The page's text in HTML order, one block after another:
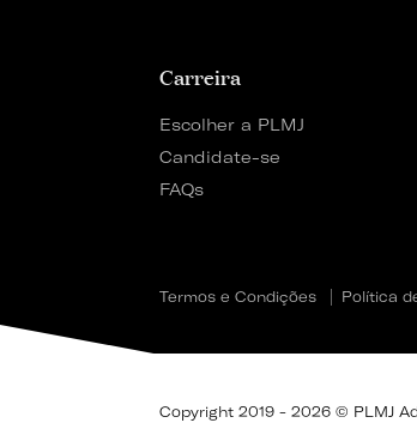
Carreira
Escolher a PLMJ
Candidate-se
FAQs
Termos e Condições Política
Copyright 2019 - 2026 © PLMJ